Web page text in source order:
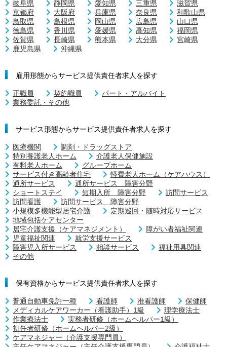
岐阜県
静岡県 愛知県 三重県
滋賀県
京都府
大阪府 兵庫県 奈良県
和歌山県
鳥取県
島根県 岡山県 広島県
山口県
徳島県
香川県 愛媛県 高知県
福岡県
佐賀県
長崎県 熊本県 大分県
宮崎県
鹿児島県
沖縄県
雇用形態からサービス提供責任者求人を探す
正職員 契約職員
パート・アルバイト
業務委託・その他
サービス形態からサービス提供責任者求人を探す
医療機関
調剤・ドラッグストア
特別養護老人ホーム
介護老人保健施設
有料老人ホーム
グループホーム
サービス付き高齢者住宅
軽費老人ホーム（ケアハウス）
通所サービス
通所サービス 障害分野
ショートステイ
短期入所 障害分野
訪問サービス
訪問看護
訪問サービス 障害分野
小規模多機能型居宅介護
定期巡回・随時対応サービス
地域包括ケアセンター
居宅介護支援（ケアマネジメント）
障がい者福祉関連
児童福祉関連
就労支援サービス
障害児入所サービス
相談サービス
福祉用具関連
その他
保有資格からサービス提供責任者求人を探す
普通自動車免許一種 看護師 准看護師
保健師
メディカルケアワーカー（看護助手）1級
理学療法士
作業療法士
実務者研修（ホームヘルパー1級）
初任者研修（ホームヘルパー2級）
ケアマネジャー（介護支援専門員）